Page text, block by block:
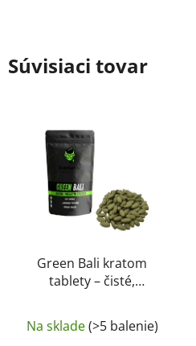
Súvisiaci tovar
Green Bali kratom
tablety – čisté,
testované |
GreenGuru
hodnotenie
Na sklade(>5 balenie)